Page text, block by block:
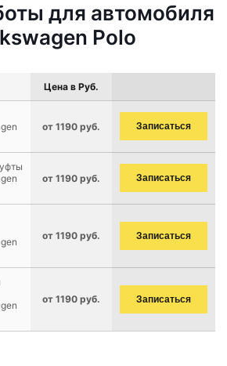
для автомобиля
Polo
Цена в Руб.
от 1190 руб. Записаться
от 1190 руб. Записаться
от 1190 руб. Записаться
от 1190 руб. Записаться